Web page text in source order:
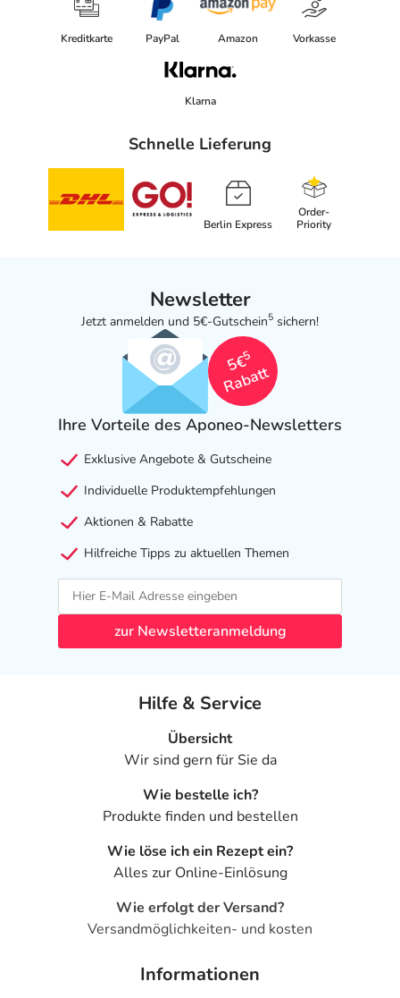
Kreditkarte PayPal Amazon Vorkasse
Klarna
Schnelle Lieferung
Berlin Express
Order-
Priority
Newsletter
Jetzt anmelden und 5€-Gutschein5 sichern!
5€
5
Rabatt
Ihre Vorteile des Aponeo-Newsletters
Exklusive Angebote & Gutscheine
Individuelle Produktempfehlungen
Aktionen & Rabatte
Hilfreiche Tipps zu aktuellen Themen
zur Newsletteranmeldung
Hilfe & Service
Übersicht
Wir sind gern für Sie da
Wie bestelle ich?
Produkte finden und bestellen
Wie löse ich ein Rezept ein?
Alles zur Online-Einlösung
Wie erfolgt der Versand?
Versandmöglichkeiten- und kosten
Informationen